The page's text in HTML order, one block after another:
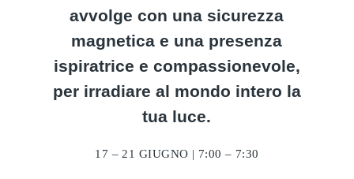
avvolge con una sicurezza
magnetica e una presenza
ispiratrice e compassionevole,
per irradiare al mondo intero la
tua luce.
17 – 21 GIUGNO | 7:00 – 7:30